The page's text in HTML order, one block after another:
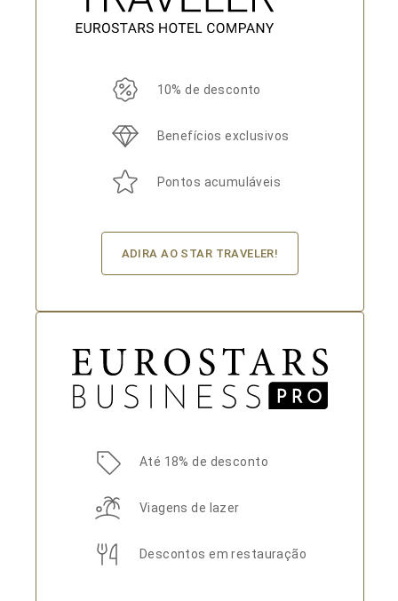
10% de desconto
Benefícios exclusivos
Pontos acumuláveis
ADIRA AO STAR TRAVELER!
Até 18% de desconto
Viagens de lazer
Descontos em restauração